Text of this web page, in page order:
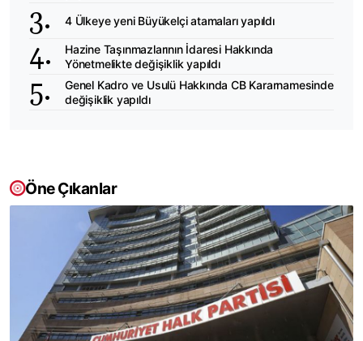
4 Ülkeye yeni Büyükelçi atamaları yapıldı
Hazine Taşınmazlarının İdaresi Hakkında
Yönetmelikte değişiklik yapıldı
Genel Kadro ve Usulü Hakkında CB Kararnamesinde
değişiklik yapıldı
Öne Çıkanlar